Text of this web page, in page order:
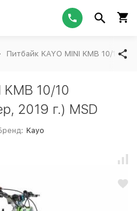
Питбайк KAYO MINI KMB 10/10
10/10
2019 г.) MSD
Kayo